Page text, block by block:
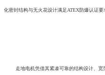
化密封结构与无火花设计满足ATEX防爆认证要
走地电机凭借其紧凑可靠的结构设计、宽